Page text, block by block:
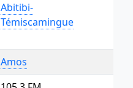
‎Abitibi-
Témiscamingue
Amos